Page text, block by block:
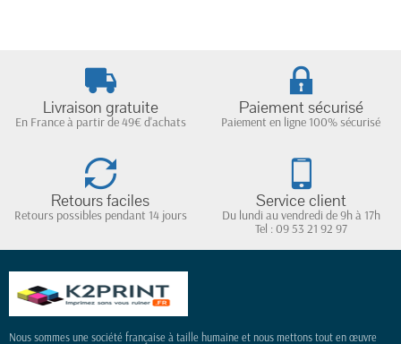
Livraison gratuite
En France à partir de 49€ d'achats
Paiement sécurisé
Paiement en ligne 100% sécurisé
Retours faciles
Retours possibles pendant 14 jours
Service client
Du lundi au vendredi de 9h à 17h
Tel : 09 53 21 92 97
Nous sommes une société française à taille humaine et nous mettons tout en œuvre